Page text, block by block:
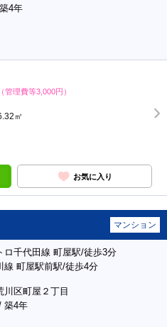
4年
（管理費等3,000円）
㎡
お気に入り
マンション
ロ千代田線 町屋駅/徒歩3分
線 町屋駅前駅/徒歩4分
川区町屋２丁目
築4年